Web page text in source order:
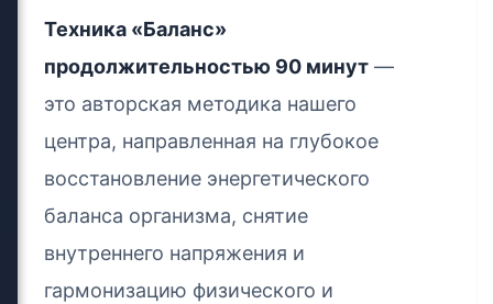
Техника «Баланс»
продолжительностью 90 минут —
это авторская методика нашего
центра, направленная на глубокое
восстановление энергетического
баланса организма, снятие
внутреннего напряжения и
гармонизацию физического и